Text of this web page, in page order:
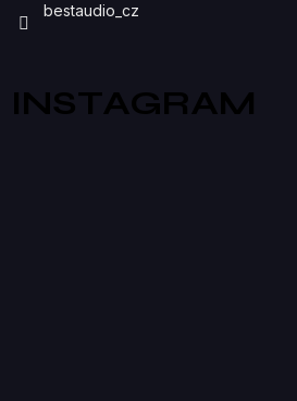
bestaudio_cz
INSTAGRAM